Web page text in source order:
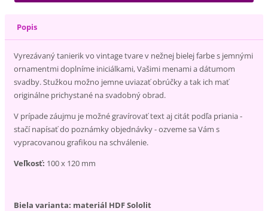
Popis
Vyrezávaný tanierik vo vintage tvare v nežnej bielej farbe s jemnými
ornamentmi doplníme iniciálkami, Vašimi menami a dátumom
svadby. Stužkou možno jemne uviazať obrúčky a tak ich mať
originálne prichystané na svadobný obrad.
V prípade záujmu je možné gravírovať text aj citát podľa priania -
stačí napísať do poznámky objednávky - ozveme sa Vám s
vypracovanou grafikou na schválenie.
Veľkosť: 100 x 120 mm
Biela varianta: materiál HDF Sololit